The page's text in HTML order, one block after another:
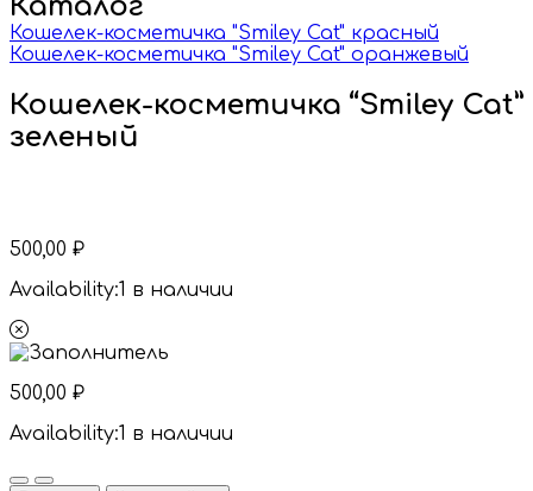
Каталог
Кошелек-косметичка "Smiley Cat" красный
Кошелек-косметичка "Smiley Cat" оранжевый
Кошелек-косметичка “Smiley Cat”
зеленый
500,00 ₽
Availability:1 в наличии
500,00 ₽
Availability:1 в наличии
Quantity